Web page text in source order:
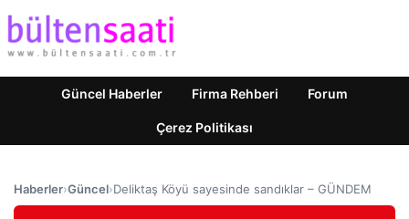
Güncel Haberler Firma Rehberi Forum
Çerez Politikası
Haberler›Güncel›Deliktaş Köyü sayesinde sandıklar – GÜNDEM